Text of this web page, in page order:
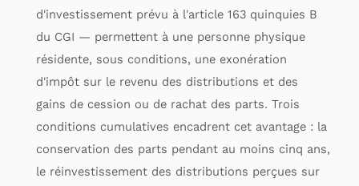
d'investissement prévu à l'article 163 quinquies B
du CGI — permettent à une personne physique
résidente, sous conditions, une exonération
d'impôt sur le revenu des distributions et des
gains de cession ou de rachat des parts. Trois
conditions cumulatives encadrent cet avantage : la
conservation des parts pendant au moins cinq ans,
le réinvestissement des distributions perçues sur